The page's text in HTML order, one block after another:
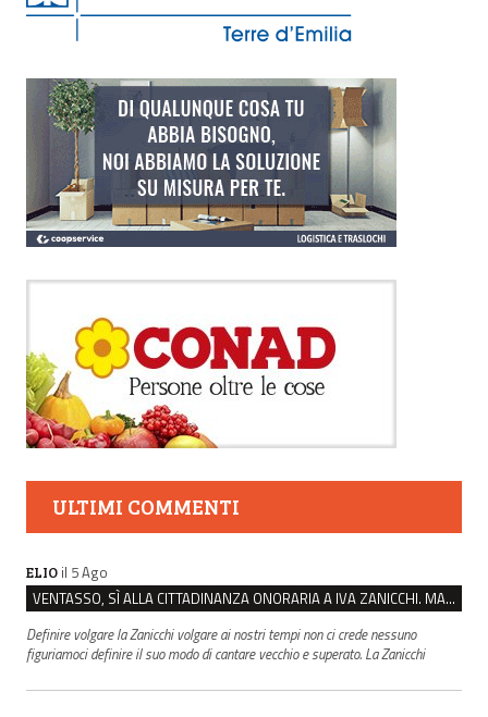
ULTIMI COMMENTI
ELIO il 5 Ago
VENTASSO, SÌ ALLA CITTADINANZA ONORARIA A IVA ZANICCHI. MA BARGIACCHI: “È DI PESSIMO GUSTO”
Definire volgare la Zanicchi volgare ai nostri tempi non ci crede nessuno
figuriamoci definire il suo modo di cantare vecchio e superato. La Zanicchi